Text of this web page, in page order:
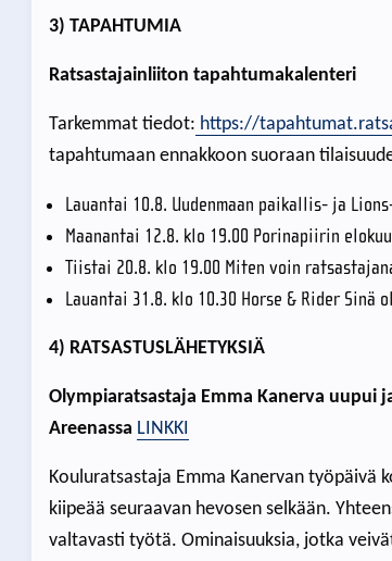
3) TAPAHTUMIA
Ratsastajainliiton tapahtumakalenteri
Tarkemmat tiedot: https://
tapahtumaan ennakkoon suoraan
Lauantai 10.8. Uudenmaan paikallis- ja
Maanantai 12.8. klo 19.00 Porinapiirin
Tiistai 20.8. klo 19.00 Miten voin
Lauantai 31.8. klo 10.30 Horse & Rider Sinä
4) RATSASTUSLÄHETYKSIÄ
Olympiaratsastaja Emma Kanerva uupui
Areenassa LINKKI
Kouluratsastaja Emma Kanervan työpäivä
kiipeää seuraavan hevosen selkään.
valtavasti työtä. Ominaisuuksia, jotka